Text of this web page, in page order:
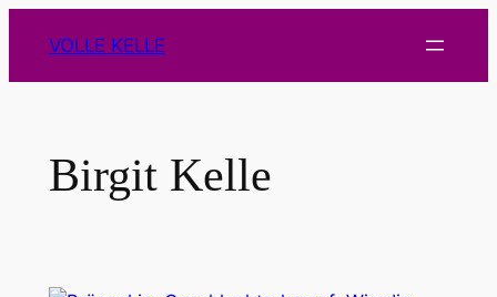
Inhalt
springen
VOLLE KELLE
Birgit Kelle